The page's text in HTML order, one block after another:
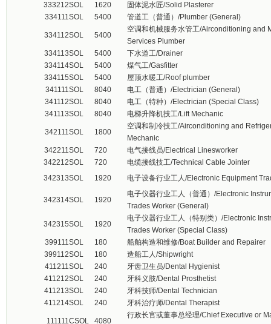
333212SOL 1620
固体泥水匠/Solid Plasterer
334111SOL 5400 管道工（普通）/Plumber (General)
334112SOL 5400
空调和机械服务水管工/Airconditioning and
Services Plumber
334113SOL 5400
下水道工/Drainer
334114SOL 5400
煤气工/Gasfitter
334115SOL 5400
屋顶水暖工/Roof plumber
341111SOL 8040
电工（普通）/Electrician (General)
341112SOL 8040
电工（特种）/Electrician (Special Class)
341113SOL 8040 电梯升降机技工/Lift Mechanic
342111SOL 1800
空调和制冷技工/Airconditioning and
Mechanic
342211SOL 720
电气接线员/Electrical Linesworker
342212SOL 720
电缆接线技工/Technical Cable Jointer
342313SOL 1920 电子设备行业工人/Electronic Equipment
342314SOL 1920
电子仪器行业工人（普通）/Electronic
Trades Worker (General)
342315SOL 1920
电子仪器行业工人（特别类）/Electronic
Trades Worker (Special Class)
399111SOL 180
船舶构造和维修/Boat Builder and Repairer
399112SOL 180
造船工人/Shipwright
411211SOL 240
牙齿卫生员/Dental Hygienist
411212SOL 240
牙科义肢/Dental Prosthetist
411213SOL 240
牙科技师/Dental Technician
411214SOL 240 牙科治疗师/Dental Therapist
111111CSOL 4080
行政长官或董事总经理/Chief Executive or